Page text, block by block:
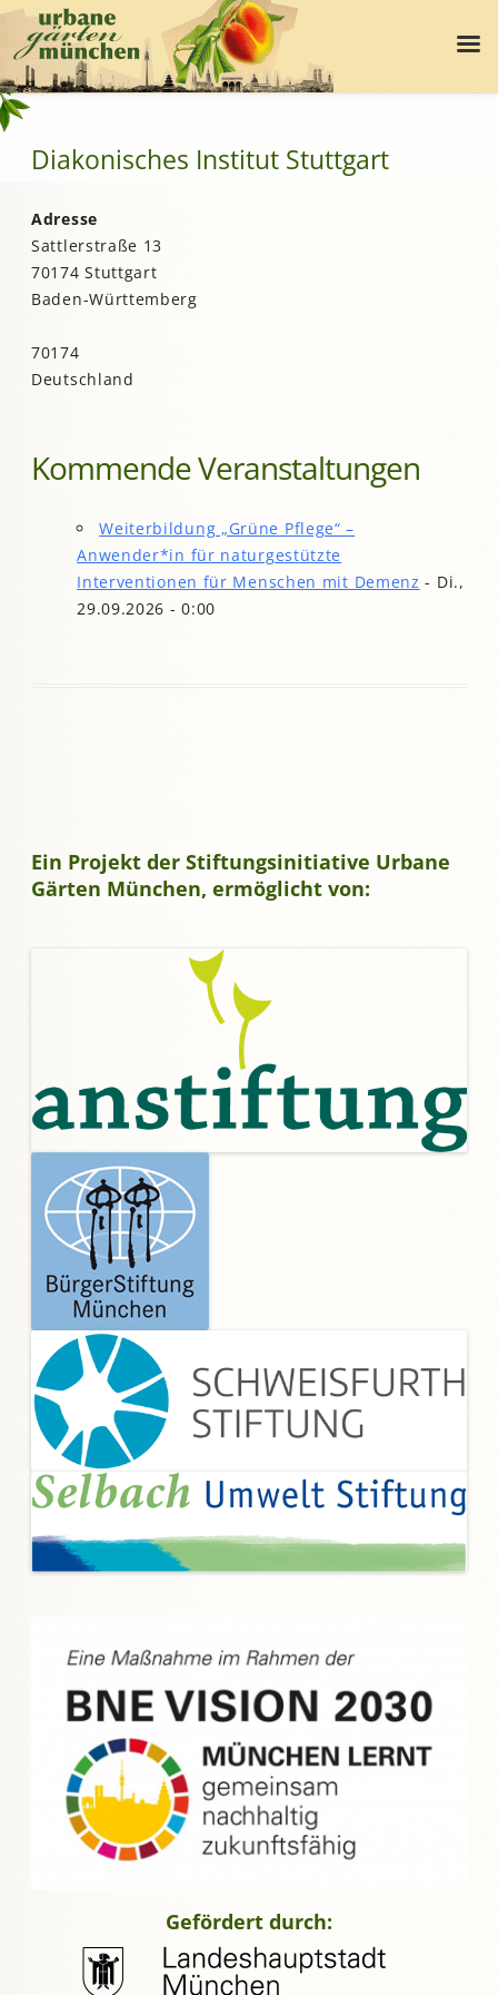
Diakonisches Institut Stuttgart
Adresse
Sattlerstraße 13
70174 Stuttgart
Baden-Württemberg
70174
Deutschland
Kommende Veranstaltungen
Weiterbildung „Grüne Pflege“ –
Anwender*in für naturgestützte
Interventionen für Menschen mit Demenz - Di.,
29.09.2026 - 0:00
Ein Projekt der Stiftungsinitiative Urbane
Gärten München, ermöglicht von:
Gefördert durch: